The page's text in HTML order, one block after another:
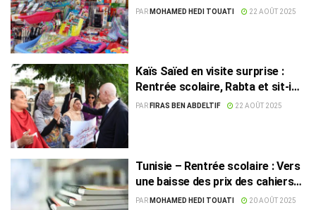
prélevés pour analyses en
PAR MOHAMED HEDI TOUATI 22 AOÛT 2025
Kaïs Saïed en visite surprise :
Rentrée scolaire, Rabta et sit-in
des docteurs chômeurs
PAR FIRAS BEN ABDELTIF 22 AOÛT 2025
Tunisie – Rentrée scolaire : Vers
une baisse des prix des cahiers
non subventionnés
PAR MOHAMED HEDI TOUATI 20 AOÛT 2025